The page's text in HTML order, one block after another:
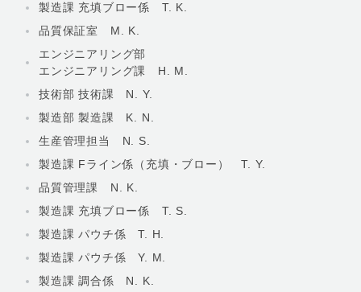
製造課 充填ブロー係 T. K.
品質保証室 M. K.
エンジニアリング部
エンジニアリング課 H. M.
技術部 技術課 N. Y.
製造部 製造課 K. N.
生産管理担当 N. S.
製造課 Fライン係（充填・ブロー） T. Y.
品質管理課 N. K.
製造課 充填ブロー係 T. S.
製造課 パウチ係 T. H.
製造課 パウチ係 Y. M.
製造課 調合係 N. K.